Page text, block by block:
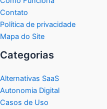
Contato
Política de privacidade
Mapa do Site
Categorias
Alternativas SaaS
Autonomia Digital
Casos de Uso